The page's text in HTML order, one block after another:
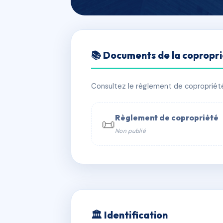
LE MIRAMARE
📍 pascialella suprana, 20276 Sartène
📞 Contacter Syndic Digital
📚 Documents de la
Consultez le règlement de
📜Règlement de copropriété
Non publié
🏛 Identification